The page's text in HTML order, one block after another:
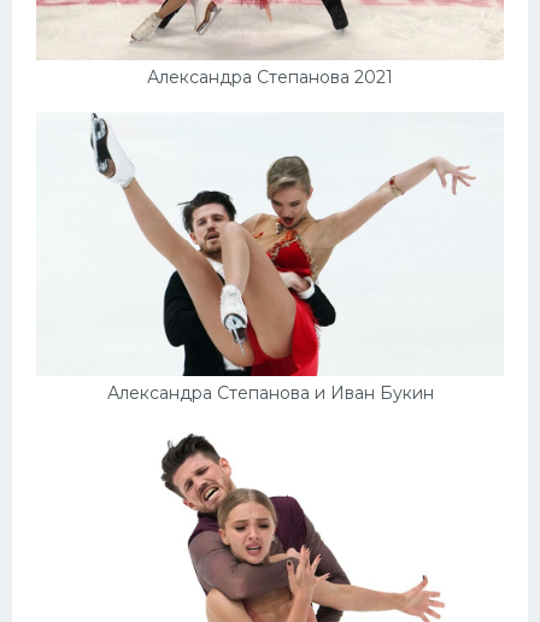
Александра Степанова 2021
Александра Степанова и Иван Букин